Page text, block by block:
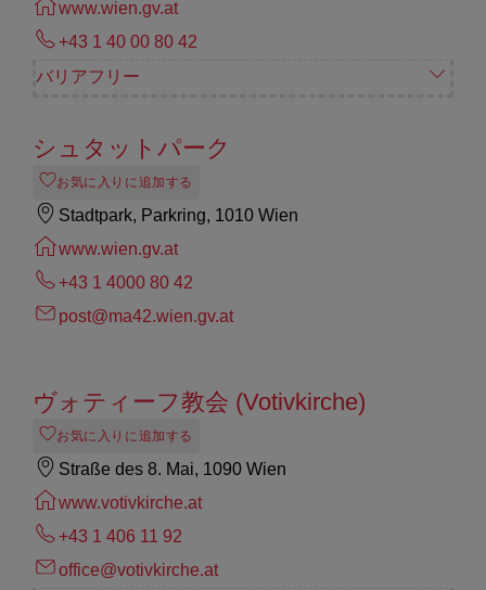
www.wien.gv.at
+43 1 40 00 80 42
バリアフリー
シュタットパーク
お気に入りに追加する
Stadtpark, Parkring, 1010 Wien
www.wien.gv.at
+43 1 4000 80 42
post@ma42.wien.gv.at
ヴォティーフ教会 (Votivkirche)
お気に入りに追加する
Straße des 8. Mai, 1090 Wien
www.votivkirche.at
+43 1 406 11 92
office@votivkirche.at